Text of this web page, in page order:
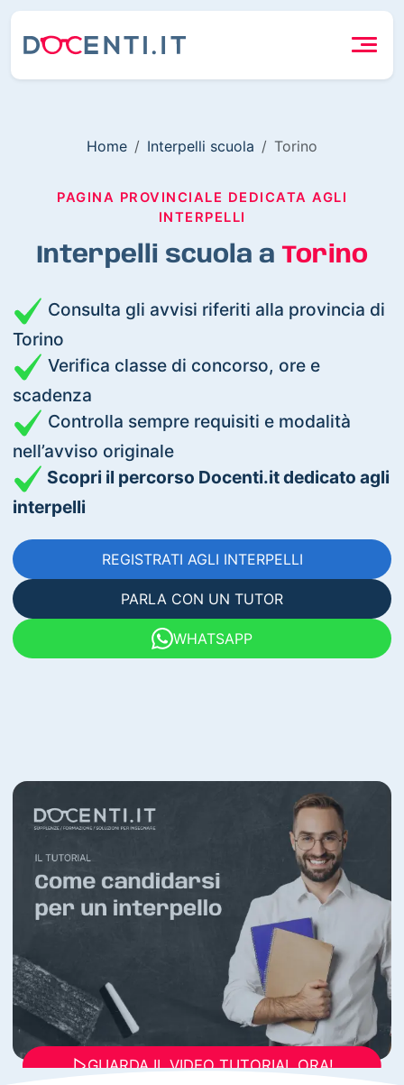
Home Interpelli scuola Torino
PAGINA PROVINCIALE DEDICATA AGLI
INTERPELLI
Interpelli scuola a Torino
Consulta gli avvisi riferiti alla provincia di
Torino
Verifica classe di concorso, ore e
scadenza
Controlla sempre requisiti e modalità
nell’avviso originale
Scopri il percorso Docenti.it dedicato agli
interpelli
REGISTRATI AGLI INTERPELLI
PARLA CON UN TUTOR
WHATSAPP
GUARDA IL VIDEO TUTORIAL ORA!